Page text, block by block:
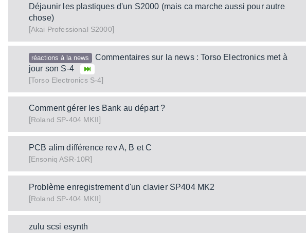
Déjaunir les plastiques d'un S2000 (mais ca marche aussi pour autre
chose)
[Akai Professional S2000]
réactions à la news
Commentaires sur la news : Torso Electronics met à
jour son S-4
[Torso ElectronicsS-4]
Comment gérer les Bank au départ ?
[Roland SP-404 MKII]
PCB alim différence rev A, B et C
[Ensoniq ASR-10R]
Problème enregistrement d'un clavier SP404 MK2
[Roland SP-404 MKII]
zulu scsi esynth